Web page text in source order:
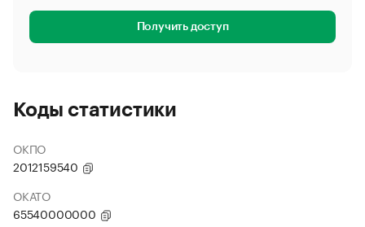
Получить доступ
Коды статистики
ОКПО
2012159540
ОКАТО
65540000000